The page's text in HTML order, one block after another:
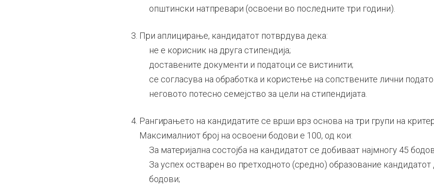
општински натпревари (освоени во последните три години).
При аплицирање, кандидатот потврдува дека:
не е корисник на друга стипендија;
доставените документи и податоци се вистинити;
се согласува на обработка и користење на сопствените лични
неговото потесно семејство за цели на стипендијата.
Рангирањето на кандидатите се врши врз основа на три групи на
Максималниот број на освоени бодови е 100, од кои:
За материјална состојба на кандидатот се добиваат најмногу 45
За успех остварен во претходното (средно) образование кандидатот
бодови;